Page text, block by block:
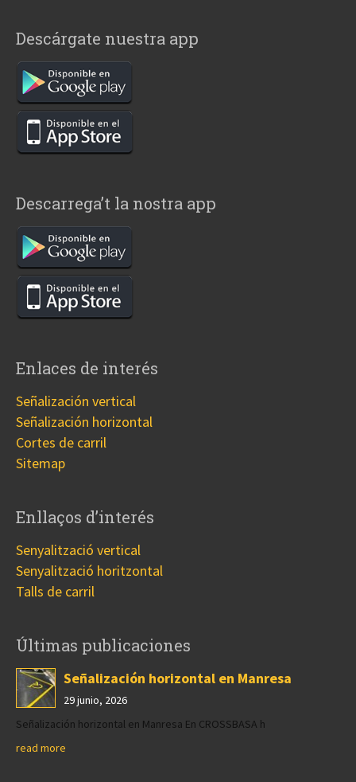
Descárgate nuestra app
Descarrega’t la nostra app
Enlaces de interés
Señalización vertical
Señalización horizontal
Cortes de carril
Sitemap
Enllaços d’interés
Senyalització vertical
Senyalització horitzontal
Talls de carril
Últimas publicaciones
Señalización horizontal en Manresa
29 junio, 2026
Señalización horizontal en Manresa En CROSSBASA h
read more